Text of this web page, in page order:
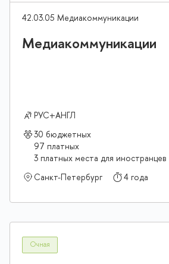
42.03.05 Медиакоммуникации
Медиакоммуникации
РУС+АНГЛ
30 бюджетных
97 платных
3 платных места для иностранцев
Санкт-Петербург
4 года
Очная